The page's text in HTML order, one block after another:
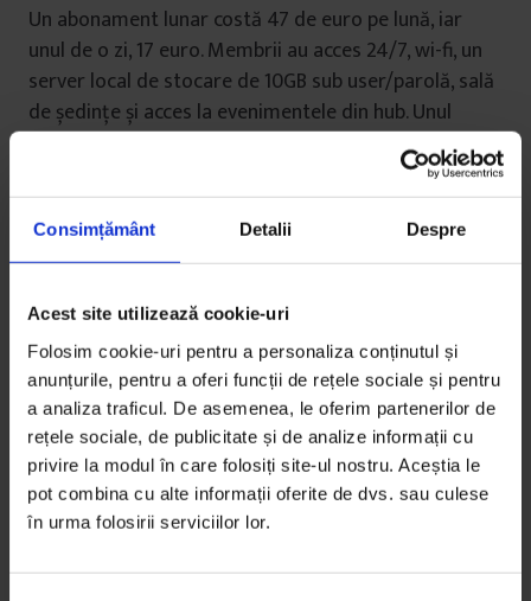
Consimțământ Detalii Despre
Acest site utilizează cookie-uri
Folosim cookie-uri pentru a personaliza conținutul și
anunțurile, pentru a oferi funcții de rețele sociale și pentru
a analiza traficul. De asemenea, le oferim partenerilor de
rețele sociale, de publicitate și de analize informații cu
privire la modul în care folosiți site-ul nostru. Aceștia le
pot combina cu alte informații oferite de dvs. sau culese
în urma folosirii serviciilor lor.
Un abonament lunar costă 47 de euro pe lună, iar
unul de o zi, 17 euro. Membrii au acces 24/7, wi-fi, un
server local de stocare de 10GB sub user/parolă, sală
de ședințe și acces la evenimentele din hub. Unul
foarte așteptat e despre consultanță juridică pe
probleme de IT, open data și drepturi de autori.
Pentru că avocații specializați în domeniu sunt puțini,
majoritatea în Capitală, dar și foarte scumpi, e o
șansă pentru comunitatea locală de IT-iști să-și pună
problemele pe tavă și să ceară ajutor.
Planul lui Medrea e ca hubul să se extindă pe tot
etajul. Pe termen lung, speră să-i treacă pragul cât
mai mulți digital nomads, fie că vin pentru lucru,
turism sau Centenar. Pe termen scurt, se gândește la
îmbunătățiri concrete, pro socializare, cum ar fi ca
toate evenimentele „să se găteze la un pahar de vin”.